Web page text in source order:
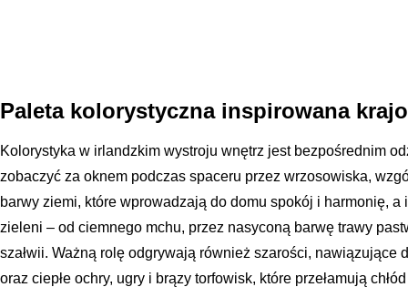
Paleta kolorystyczna inspirowana
Kolorystyka w irlandzkim wystroju wnętrz jest bezpośrednim
zobaczyć za oknem podczas spaceru przez wrzosowiska,
barwy ziemi, które wprowadzają do domu spokój i harmonię,
zieleni – od ciemnego mchu, przez nasyconą barwę trawy
szałwii. Ważną rolę odgrywają również szarości, nawiązujące
oraz ciepłe ochry, ugry i brązy torfowisk, które przełamują